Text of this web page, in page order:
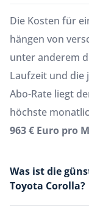
Die Kosten für
hängen von
unter anderem
Laufzeit und die
Abo-Rate liegt
höchste
963 € Euro pro
Was ist die
Toyota Corolla?